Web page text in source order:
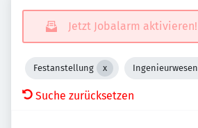
Jetzt Jobalarm aktivieren!
Festanstellung Ingenieurwesen
Suche zurücksetzen